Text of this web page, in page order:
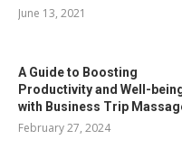
June 13, 2021
A Guide to Boosting
Productivity and Well-
with Business Trip
February 27, 2024